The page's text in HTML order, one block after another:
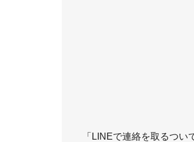
「LINEで連絡を取るつ